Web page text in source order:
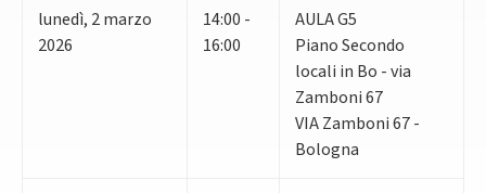
lunedì, 2marzo
2026
14:00 -
16:00
AULA G5
Piano Secondo
locali in Bo - via
Zamboni 67
VIA Zamboni 67 -
Bologna